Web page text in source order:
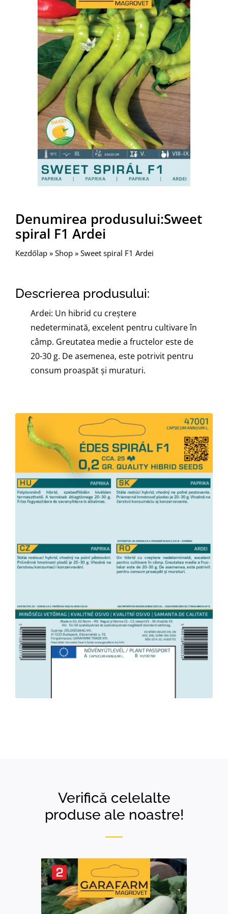
Denumirea produsului:Sweet
spiral F1 Ardei
Kezdőlap » Shop » Sweet spiral F1 Ardei
Descrierea produsului:
Ardei: Un hibrid cu creştere
nedeterminată, excelent pentru cultivare în
câmp. Greutatea medie a fructelor este de
20-30 g. De asemenea, este potrivit pentru
consum proaspăt și muraturi.
Verifică celelalte
produse ale noastre!